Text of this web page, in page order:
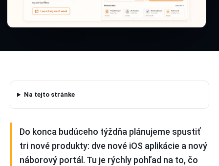
Na tejto stránke
Do konca budúceho týždňa plánujeme spustiť
tri nové produkty: dve nové iOS aplikácie a nový
náborový portál. Tu je rýchly pohľad na to, čo